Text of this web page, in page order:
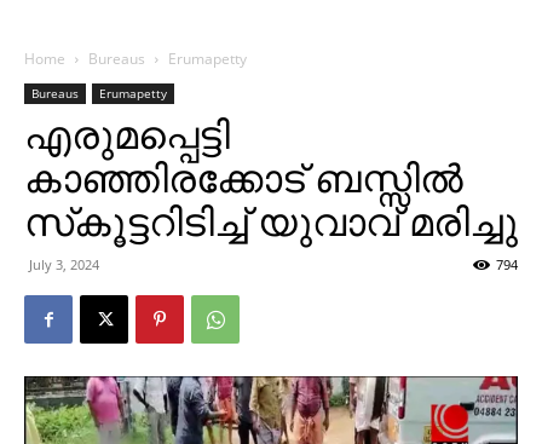
Home Bureaus Erumapetty
Bureaus Erumapetty
എരുമപ്പെട്ടി
കാഞ്ഞിരക്കോട് ബസ്സില്‍
സ്‌കൂട്ടറിടിച്ച് യുവാവ് മരിച്ചു
July 3, 2024 794